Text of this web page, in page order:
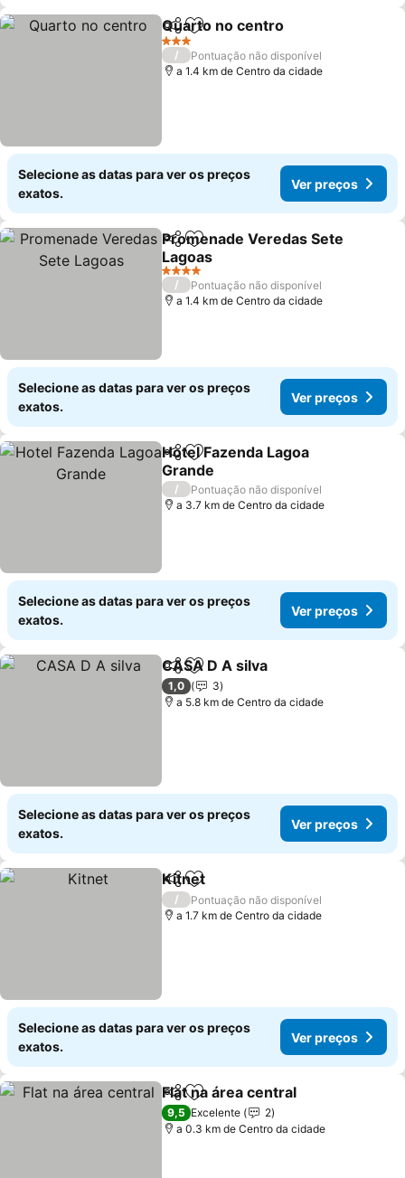
PartilharAdicionar aos favoritos
Quarto no centro
3 Estrelas
/
Pontuação não disponível
a 1.4 km de Centro da cidade
Selecione as datas para ver os preços
exatos.
Ver preços
PartilharAdicionar aos favoritos
Promenade Veredas Sete
Lagoas
4 Estrelas
/
Pontuação não disponível
a 1.4 km de Centro da cidade
Selecione as datas para ver os preços
exatos.
Ver preços
PartilharAdicionar aos favoritos
Hotel Fazenda Lagoa
Grande
/
Pontuação não disponível
a 3.7 km de Centro da cidade
Selecione as datas para ver os preços
exatos.
Ver preços
PartilharAdicionar aos favoritos
CASA D A silva
1,0
3
a 5.8 km de Centro da cidade
Selecione as datas para ver os preços
exatos.
Ver preços
PartilharAdicionar aos favoritos
Kitnet
/
Pontuação não disponível
a 1.7 km de Centro da cidade
Selecione as datas para ver os preços
exatos.
Ver preços
PartilharAdicionar aos favoritos
Flat na área central
9,5 Excelente
2
a 0.3 km de Centro da cidade